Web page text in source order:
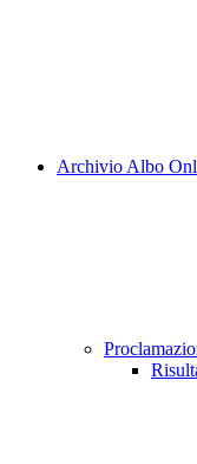
Archivio Albo